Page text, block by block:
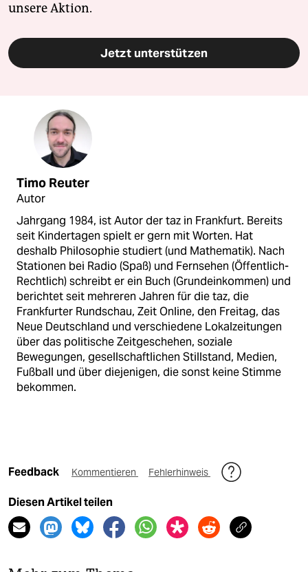
unsere Aktion.
Jetzt unterstützen
Timo Reuter
Autor
Jahrgang 1984, ist Autor der taz in Frankfurt. Bereits
seit Kindertagen spielt er gern mit Worten. Hat
deshalb Philosophie studiert (und Mathematik). Nach
Stationen bei Radio (Spaß) und Fernsehen (Öffentlich-
Rechtlich) schreibt er ein Buch (Grundeinkommen) und
berichtet seit mehreren Jahren für die taz, die
Frankfurter Rundschau, Zeit Online, den Freitag, das
Neue Deutschland und verschiedene Lokalzeitungen
über das politische Zeitgeschehen, soziale
Bewegungen, gesellschaftlichen Stillstand, Medien,
Fußball und über diejenigen, die sonst keine Stimme
bekommen.
Feedback Kommentieren Fehlerhinweis
Diesen Artikel teilen